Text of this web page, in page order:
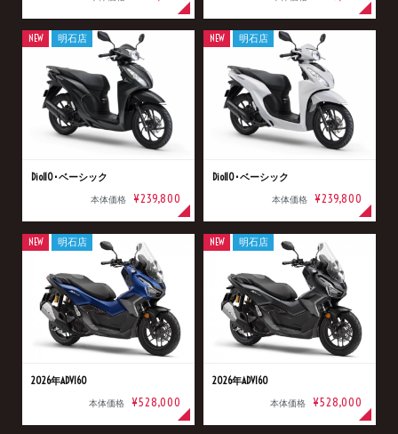
Dio110･ベーシック
本体価格 ¥239,800
NEW 明石店
Dio110･ベーシック
本体価格 ¥239,800
NEW 明石店
2026年ADV160
本体価格 ¥528,000
NEW 明石店
2026年ADV160
本体価格 ¥528,000
NEW 明石店